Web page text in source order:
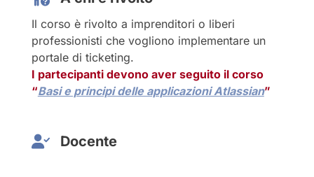
Il corso è rivolto a imprenditori o liberi
professionisti che vogliono implementare un
portale di ticketing.
I partecipanti devono aver seguito il corso
“Basi e principi delle applicazioni Atlassian”
Docente